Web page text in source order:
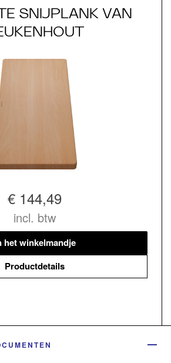
SNIJPLANK VAN
€ 144,49
incl. btw
het winkelmandje
Productdetails